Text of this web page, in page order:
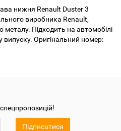
нижня Renault Duster 3
виробника Renault,
металу. Підходить на автомобілі
випуску. Оригінальний номер:
Підписатися